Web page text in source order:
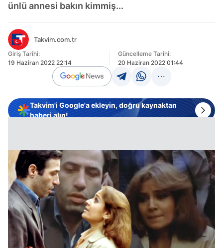
ünlü annesi bakın kimmiş...
Takvim.com.tr
Giriş Tarihi:
19 Haziran 2022 22:14
Güncelleme Tarihi:
20 Haziran 2022 01:44
Takvim'i Google'a ekleyin, doğru kaynaktan
haberi alın!